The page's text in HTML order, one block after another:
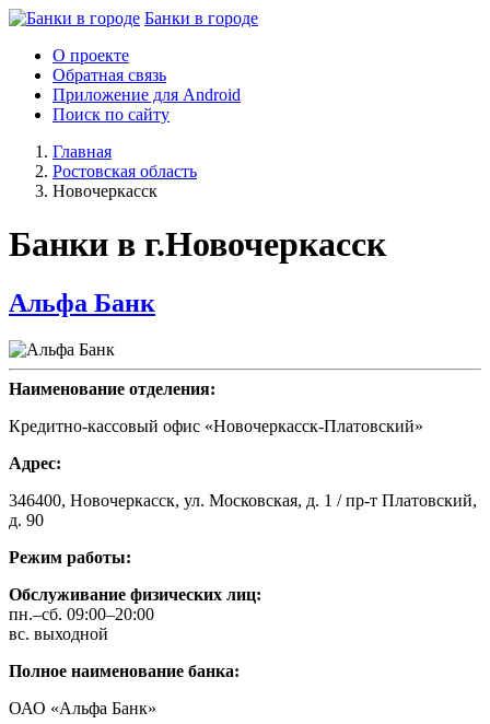
Банки в городе
О проекте
Обратная связь
Приложение для Android
Поиск по сайту
Главная
Ростовская область
Новочеркасск
Банки в г.Новочеркасск
Альфа Банк
Наименование отделения:
Кредитно-кассовый офис «Новочеркасск-Платовский»
Адрес:
346400, Новочеркасск, ул. Московская, д. 1 / пр-т Платовский,
д. 90
Режим работы:
Обслуживание физических лиц:
пн.–сб. 09:00–20:00
вс. выходной
Полное наименование банка:
ОАО «Альфа Банк»